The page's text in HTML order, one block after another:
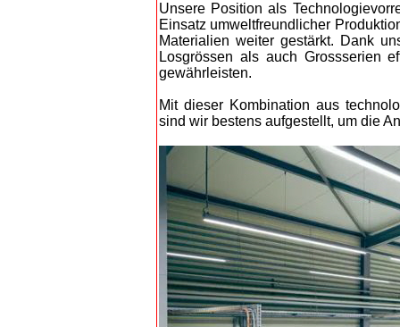
Unsere Position als
Einsatz umweltfreundlicher
Materialien weiter gestärkt. Dank
Losgrössen als auch Grossserien
gewährleisten.
Mit dieser Kombination aus
sind wir bestens aufgestellt, um die